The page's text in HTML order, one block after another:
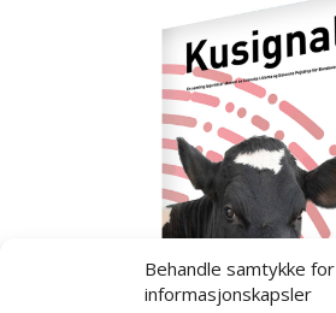
Behandle samtykke for
informasjonskapsler